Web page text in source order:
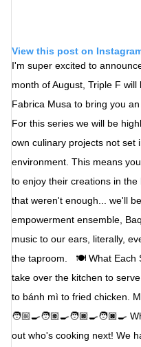
View this post on
I'm super excited to
month of August, Triple F
Fabrica Musa to bring you
For this series we will be
own culinary projects not set
environment. This means
to enjoy their creations in the
that weren't enough... we'll
empowerment ensemble,
music to our ears, literally,
the taproom. ⁣ ⁣ 🍽 What⁣ Each
take over the kitchen to
to bánh mì to fried chicken.
🧑🏼‍🍳🧑🏽‍🍳🧑🏾‍🍳🧑🏿‍🍳
out who's cooking next! We